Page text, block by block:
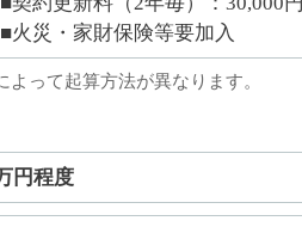
■火災・家財保険等要加入
って起算方法が異なります。
円程度